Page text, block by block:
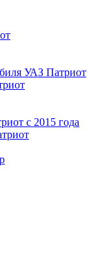
УАЗ Патриот
с 2015 года